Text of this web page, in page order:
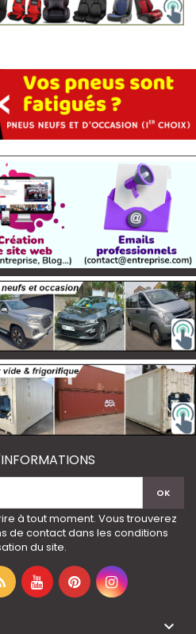
à tout moment. Vous trouverez
de contact dans les conditions
du site.
